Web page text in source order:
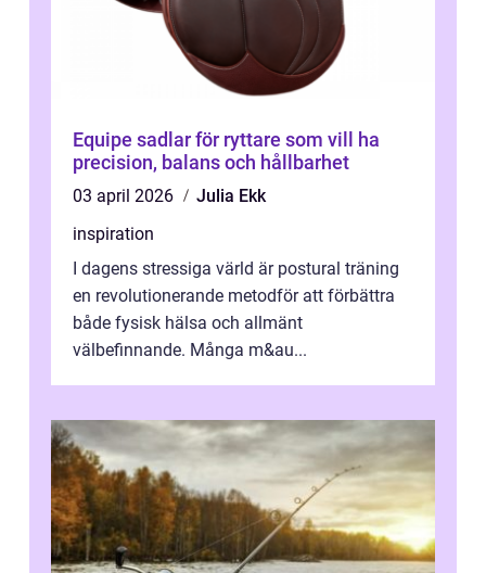
Equipe sadlar för ryttare som vill ha
precision, balans och hållbarhet
03 april 2026
Julia Ekk
inspiration
I dagens stressiga värld är postural träning
en revolutionerande metodför att förbättra
både fysisk hälsa och allmänt
välbefinnande. Många m&au...